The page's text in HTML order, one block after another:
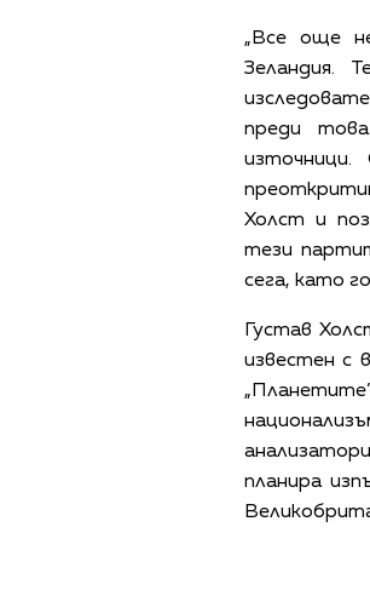
„Все още
Зеландия.
преди
Холст и
тези
сега, като
Густав
известен с
планира